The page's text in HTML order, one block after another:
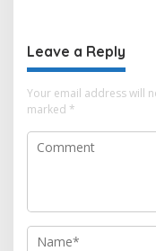
Leave a Reply
Your email address will
marked *